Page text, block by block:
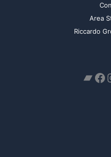
Area
Riccardo